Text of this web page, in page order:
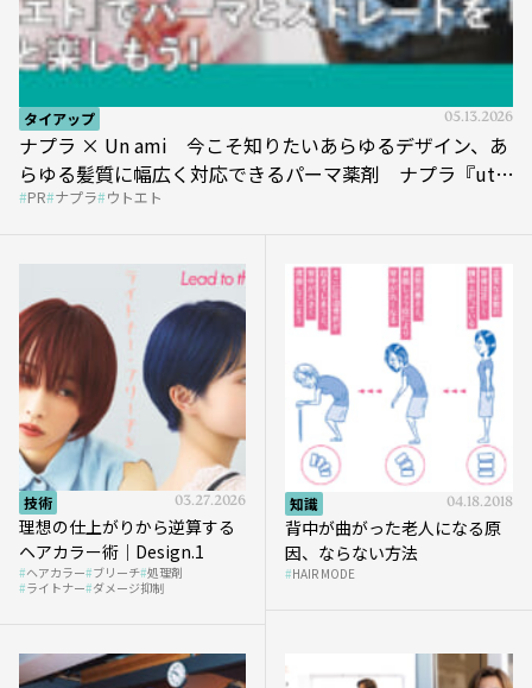
タイアップ 05.13.2026
ナプラ × Un ami 今こそ知りたいあらゆるデザイン、あ
らゆる髪質に幅広く対応できるパーマ薬剤 ナプラ『ut-
et』
PR ナプラ ウトエト
技術 03.27.2026
理想の仕上がりから逆算する
ヘアカラー術｜Design.1
ヘアカラー ブリーチ 処理剤
ライトナー ダメージ抑制
知識 04.18.2018
背中が曲がった老人になる原
因、ならない方法
HAIR MODE